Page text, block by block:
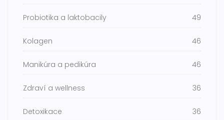
Probiotika a laktobacily 49
Kolagen 46
Manikúra a pedikúra 46
Zdraví a wellness 36
Detoxikace 36